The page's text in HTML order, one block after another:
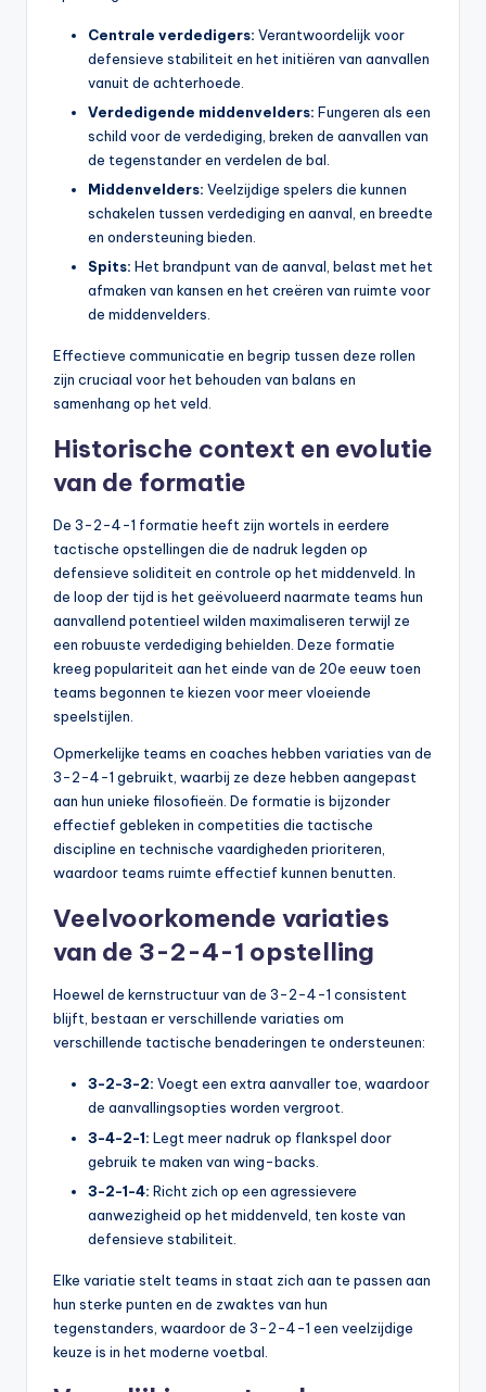
Centrale verdedigers: Verantwoordelijk voor
defensieve stabiliteit en het initiëren van aanvallen
vanuit de achterhoede.
Verdedigende middenvelders: Fungeren als een
schild voor de verdediging, breken de aanvallen van
de tegenstander en verdelen de bal.
Middenvelders: Veelzijdige spelers die kunnen
schakelen tussen verdediging en aanval, en breedte
en ondersteuning bieden.
Spits: Het brandpunt van de aanval, belast met het
afmaken van kansen en het creëren van ruimte voor
de middenvelders.
Effectieve communicatie en begrip tussen deze rollen
zijn cruciaal voor het behouden van balans en
samenhang op het veld.
Historische context en evolutie
van de formatie
De 3-2-4-1 formatie heeft zijn wortels in eerdere
tactische opstellingen die de nadruk legden op
defensieve soliditeit en controle op het middenveld. In
de loop der tijd is het geëvolueerd naarmate teams hun
aanvallend potentieel wilden maximaliseren terwijl ze
een robuuste verdediging behielden. Deze formatie
kreeg populariteit aan het einde van de 20e eeuw toen
teams begonnen te kiezen voor meer vloeiende
speelstijlen.
Opmerkelijke teams en coaches hebben variaties van de
3-2-4-1 gebruikt, waarbij ze deze hebben aangepast
aan hun unieke filosofieën. De formatie is bijzonder
effectief gebleken in competities die tactische
discipline en technische vaardigheden prioriteren,
waardoor teams ruimte effectief kunnen benutten.
Veelvoorkomende variaties
van de 3-2-4-1 opstelling
Hoewel de kernstructuur van de 3-2-4-1 consistent
blijft, bestaan er verschillende variaties om
verschillende tactische benaderingen te ondersteunen:
3-2-3-2: Voegt een extra aanvaller toe, waardoor
de aanvallingsopties worden vergroot.
3-4-2-1: Legt meer nadruk op flankspel door
gebruik te maken van wing-backs.
3-2-1-4: Richt zich op een agressievere
aanwezigheid op het middenveld, ten koste van
defensieve stabiliteit.
Elke variatie stelt teams in staat zich aan te passen aan
hun sterke punten en de zwaktes van hun
tegenstanders, waardoor de 3-2-4-1 een veelzijdige
keuze is in het moderne voetbal.